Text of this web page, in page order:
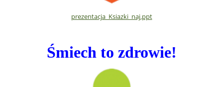
prezentacja_Ksiazki_naj.ppt
Śmiech to zdrowie!